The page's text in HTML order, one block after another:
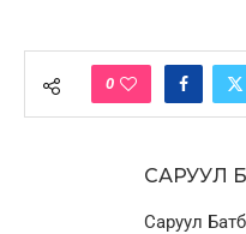
0
САРУУЛ
Саруул